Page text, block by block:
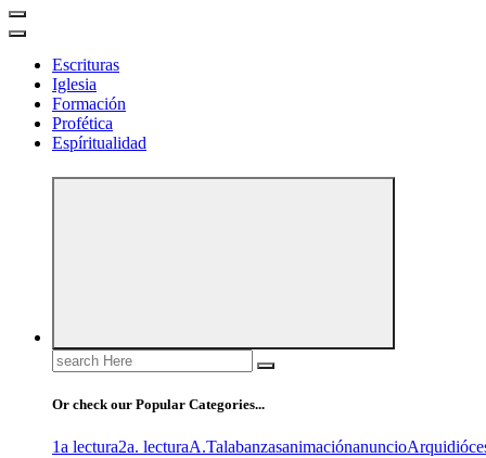
Escrituras
Iglesia
Formación
Profética
Espíritualidad
Search
for:
Or check our Popular Categories...
1a lectura2a. lecturaA.Talabanzasanimaciónanuncio